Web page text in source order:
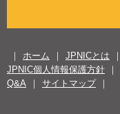
ホーム JPNICとは
JPNIC個人情報保護方針
Q&A
サイトマップ